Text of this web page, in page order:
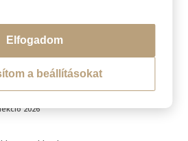
közben
volumen titka
2026
Elfogadom
a beállításokat